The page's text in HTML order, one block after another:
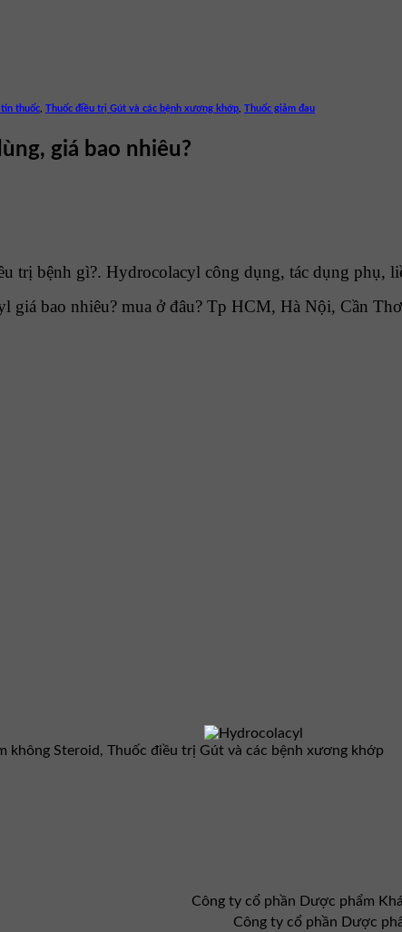
thuốc Thuốc điều trị Gút và các bệnh xương khớp Thuốc giảm đau
giá bao nhiêu?
trị bệnh gì?. Hydrocolacyl công dụng, tác dụng phụ,
bao nhiêu? mua ở đâu? Tp HCM, Hà Nội, Cần
không Steroid, Thuốc điều trị Gút và các bệnh xương khớp
Công ty cổ phần Dược phẩm
Công ty cổ phần Dược